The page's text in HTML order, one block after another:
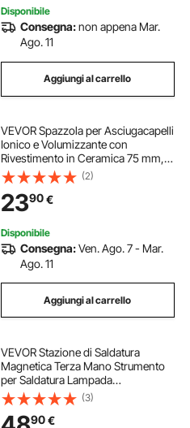
Disponibile
Consegna:non appena Mar.
Ago. 11
Aggiungi al carrello
VEVOR Spazzola per Asciugacapelli
Ionico e Volumizzante con
Rivestimento in Ceramica 75 mm,
Cilindro Ovale e 3 Impostazioni
Calore, Spazzola ad Aria Calda per
Lisciare Asciugare e Arricciare
Capelli
(2)
2390€
Disponibile
Consegna:Ven. Ago. 7 - Mar.
Ago. 11
Aggiungi al carrello
VEVOR Stazione di Saldatura
Magnetica Terza Mano Strumento
per Saldatura Lampada
d'Ingrandimento a LED 3X, 4
Supporti per PCB Supporto per
Pistola ad Aria Calda a 360°,
(3)
90€